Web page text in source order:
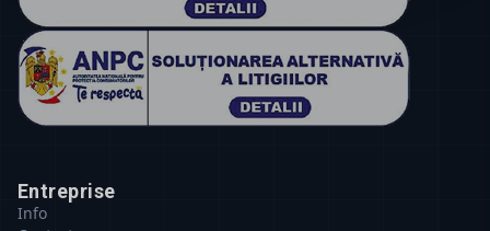
Entreprise
Info